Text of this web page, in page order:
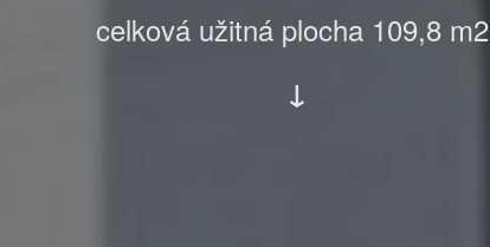
celková užitná plocha 109,8 m2
↓